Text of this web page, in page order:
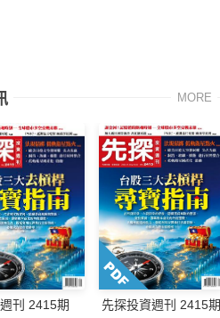
MORE
刊 2415期 先探投資週刊 2415期